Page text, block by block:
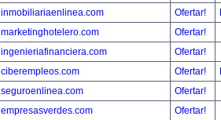
inmobiliariaenlinea.com
Ofertar!
marketinghotelero.com
Ofertar!
ingenieriafinanciera.com
Ofertar!
ciberempleos.com
Ofertar!
seguroenlinea.com
Ofertar!
empresasverdes.com
Ofertar!